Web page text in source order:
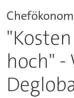
hoch" -